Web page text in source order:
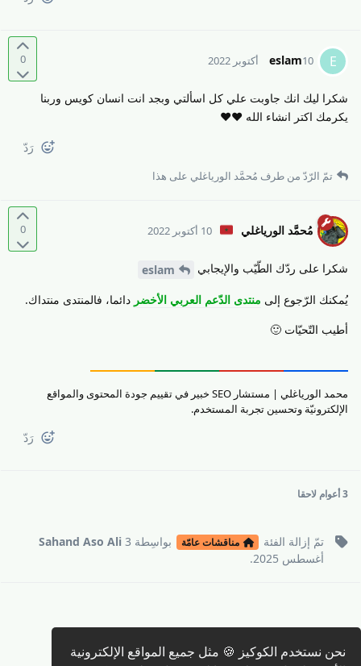
نحن نستخدم الكوكيز 🍪 مثل جميع المواقع الإلكترونية
0 E
eslam10 أكتوبر 2022
شكرا ليك انك جاوبت علي كل اسألتي وبجد انت انسان كويس وربنا
يكرمك اكتر انشاء الله ❤️❤️
رَدّ
تمّ الرّدّ من طرف مُحمَّد الورياغلي على هذا
0 مُحمَّد الورياغلي 10 أكتوبر 2022
شكرا على ردّك الطّيّب والإيجابي
eslam
يُمكنك الرّجوع إلى منتدى الدّعم العربي الأخضر دائما، فالمنتدى منتداك.
أطيب التّحيّات 🙂
محمد الورياغلي | مستشار SEO خبير في تقييم جودة المحتوى والمواقع
الإلكترونيّة وتحسين تجربة المستخدم.
رَدّ
3 أعوام لاحقا
تمّ إزالة الفئة مناقشات عامّة بواسِطة Sahand Aso Ali 3
أغسطس 2025
.
كتابة رد 🖊️